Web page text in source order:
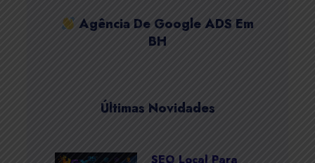
Agência De Google ADS Em
BH
Últimas Novidades